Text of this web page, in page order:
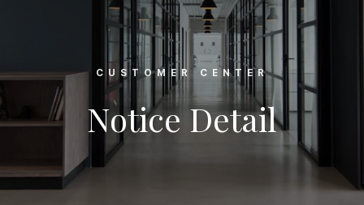
CUSTOMER CENTER
Notice Detail